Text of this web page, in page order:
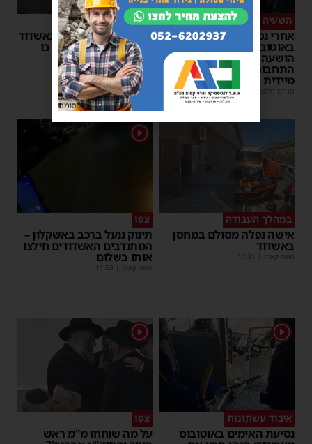
השעיה מיידית
אחרי נסיעת האימים
באוטובוס מאשדוד: הנהג
הושעה מתפקידו – משרד
התחבורה הורה על בדיקה
מיידית
מנחם דויטש 17:44 | 1 תגובות
ליבו שב לפעום
אדם התמוטט בביתו באשדוד
– כוחות ההצלה ביצעו בו
פעולות החייאה
מנחם דויטש |
17:35
במהלך העבודה
אישה נפלה מסולם במחסן
באשדוד
משה קאהן 17:31
1
צפו
תינוק ננעל ברכב באשקלון –
המתנדבים האשדודים חילצו
אותו בשלום
משה קאהן 11:53
1
איבוד עשתונות
נסיעת האימים באוטובוס
1
צפו
על מה שוחחו מ"מ ראש
פרסומת